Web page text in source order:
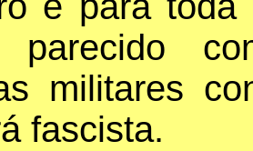
parecido
militares
fascista.